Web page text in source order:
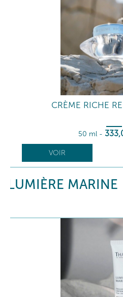
CRÈME RICHE
50 ml - 333
VOIR
LUMIÈRE MARINE